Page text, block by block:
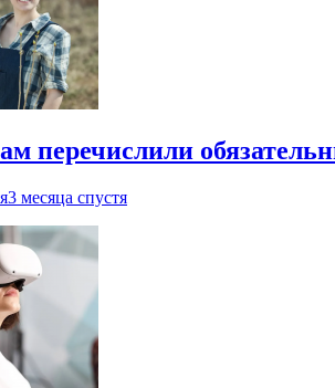
перечислили
3 месяца спустя